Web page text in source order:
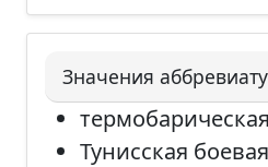
Значения
Тунисская